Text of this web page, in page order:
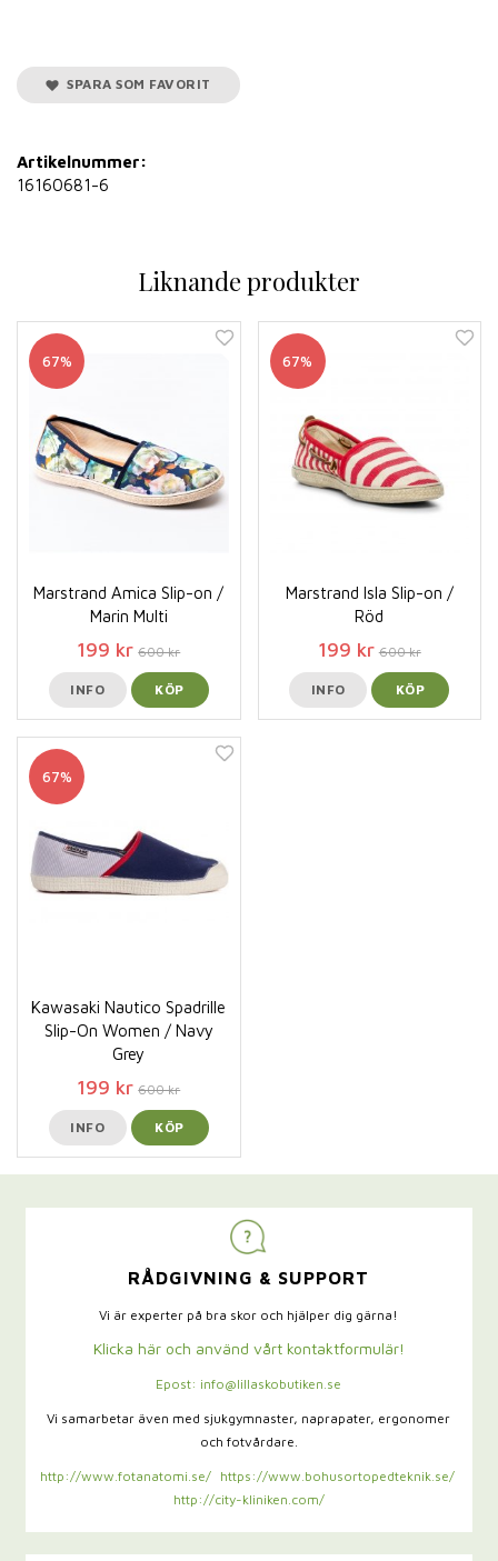
SPARA SOM FAVORIT
Artikelnummer:
16160681-6
Liknande produkter
67%
Marstrand Amica Slip-on /
Marin Multi
199 kr 600 kr
INFO KÖP
67%
Marstrand Isla Slip-on /
Röd
199 kr 600 kr
INFO KÖP
67%
Kawasaki Nautico Spadrille
Slip-On Women / Navy
Grey
199 kr 600 kr
INFO KÖP
RÅDGIVNING & SUPPORT
Vi är experter på bra skor och hjälper dig gärna!
Klicka här och använd vårt kontaktformulär!
Epost: info@lillaskobutiken.se
Vi samarbetar även med sjukgymnaster, naprapater, ergonomer
och fotvårdare.
http://www.fotanatomi.se/
https://www.bohusortopedteknik.se/
http://city-kliniken.com/